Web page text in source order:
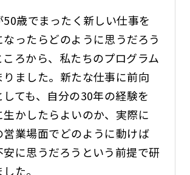
歳でまったく新しい仕事を
なったらどのように思うだろう
ころから、私たちのプログラム
りました。新たな仕事に前向
しても、自分の30年の経験を
生かしたらよいのか、実際に
営業場面でどのように動けば
安に思うだろうという前提で研
た。